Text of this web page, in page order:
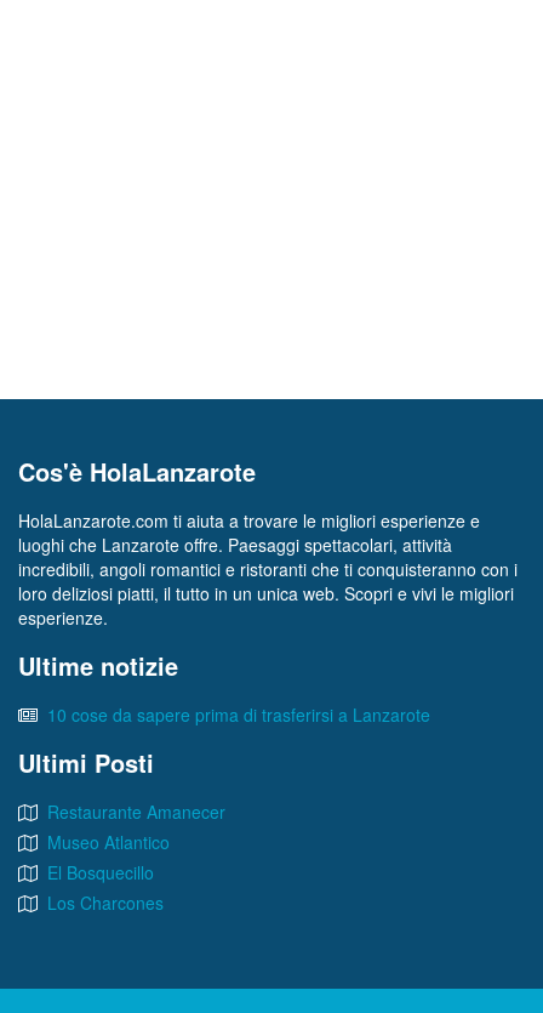
Cos'è HolaLanzarote
HolaLanzarote.com ti aiuta a trovare le migliori esperienze e
luoghi che Lanzarote offre. Paesaggi spettacolari, attività
incredibili, angoli romantici e ristoranti che ti conquisteranno con i
loro deliziosi piatti, il tutto in un unica web. Scopri e vivi le migliori
esperienze.
Ultime notizie
10 cose da sapere prima di trasferirsi a Lanzarote
Ultimi Posti
Restaurante Amanecer
Museo Atlantico
El Bosquecillo
Los Charcones